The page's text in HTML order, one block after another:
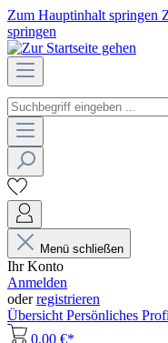
Zum Hauptinhalt springen
springen
Menü schließen
Ihr Konto
Anmelden
oderregistrieren
Übersicht Persönliches
0,00 €*